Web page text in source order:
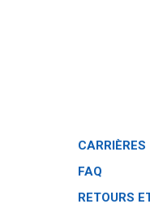
CARRIÈRES
FAQ
RETOURS